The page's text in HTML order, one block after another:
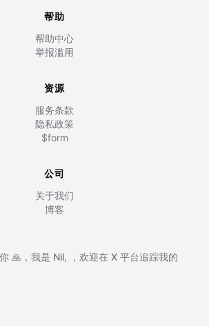
帮助
帮助中心
举报滥用
资源
服务条款
隐私政策
$form
公司
关于我们
博客
🙏，我是 Nil, ，欢迎在 X 平台追踪我的